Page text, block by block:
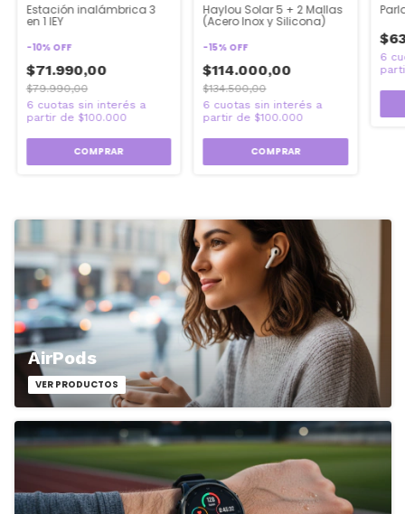
Estación inalámbrica 3
en 1 IEY
-10% OFF
$71.990,00
$79.990,00
COMPRAR
Haylou Solar 5 + 2 Mallas
(Acero Inox y Silicona)
-15% OFF
$114.000,00
$134.500,00
COMPRAR
AirPods
VER PRODUCTOS